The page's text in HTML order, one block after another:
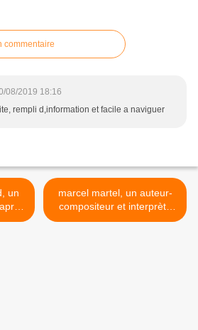
commentaire
08/2019 18:16
rempli d,information et facile a naviguer
marcel martel, un auteur-
compositeur et interprète
de chanson country